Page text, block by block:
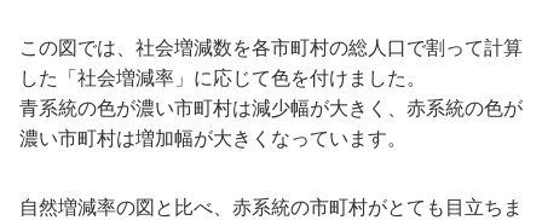
この図では、社会増減数を各市町村の総人口で割って計算
した「社会増減率」に応じて色を付けました。
青系統の色が濃い市町村は減少幅が大きく、赤系統の色が
濃い市町村は増加幅が大きくなっています。
自然増減率の図と比べ、赤系統の市町村がとても目立ちま